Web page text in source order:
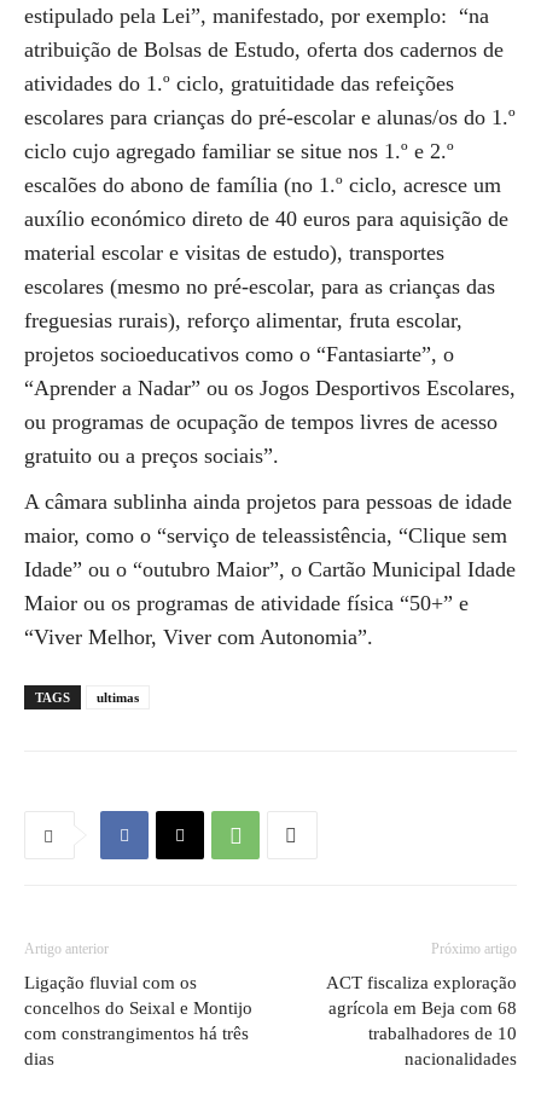
estipulado pela Lei”, manifestado, por exemplo: “na
atribuição de Bolsas de Estudo, oferta dos cadernos de
atividades do 1.º ciclo, gratuitidade das refeições
escolares para crianças do pré-escolar e alunas/os do 1.º
ciclo cujo agregado familiar se situe nos 1.º e 2.º
escalões do abono de família (no 1.º ciclo, acresce um
auxílio económico direto de 40 euros para aquisição de
material escolar e visitas de estudo), transportes
escolares (mesmo no pré-escolar, para as crianças das
freguesias rurais), reforço alimentar, fruta escolar,
projetos socioeducativos como o “Fantasiarte”, o
“Aprender a Nadar” ou os Jogos Desportivos Escolares,
ou programas de ocupação de tempos livres de acesso
gratuito ou a preços sociais”.
A câmara sublinha ainda projetos para pessoas de idade
maior, como o “serviço de teleassistência, “Clique sem
Idade” ou o “outubro Maior”, o Cartão Municipal Idade
Maior ou os programas de atividade física “50+” e
“Viver Melhor, Viver com Autonomia”.
TAGS ultimas
Artigo anterior
Ligação fluvial com os
concelhos do Seixal e Montijo
com constrangimentos há três
dias
Próximo artigo
ACT fiscaliza exploração
agrícola em Beja com 68
trabalhadores de 10
nacionalidades